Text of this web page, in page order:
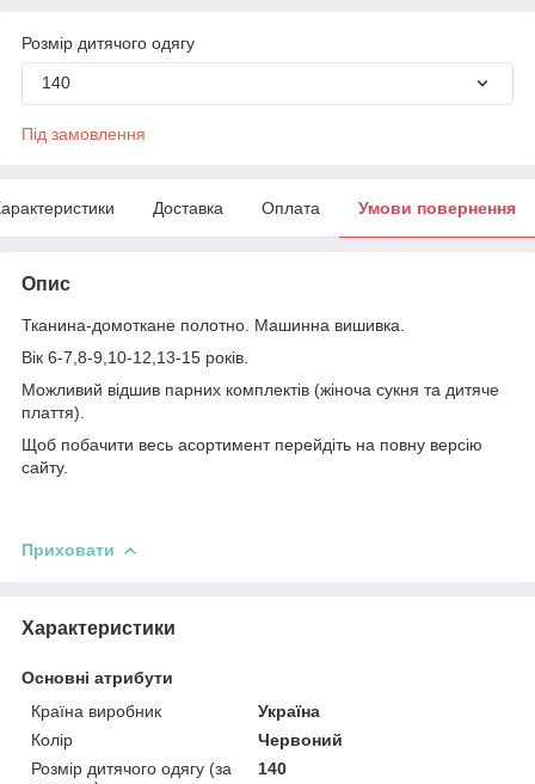
Розмір дитячого одягу
140
Під замовлення
Доставка Оплата Умови повернення
Опис
Тканина-домоткане полотно. Машинна вишивка.
Вік 6-7,8-9,10-12,13-15 років.
Можливий відшив парних комплектів (жіноча сукня та дитяче
плаття).
Щоб побачити весь асортимент перейдіть на повну версію
сайту.
Приховати
Характеристики
Основні атрибути
Країна виробник
Україна
Колір
Червоний
Розмір дитячого одягу (за
140